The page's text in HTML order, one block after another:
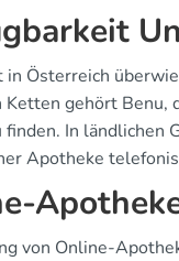
in Österreich
Ketten gehört Benu,
finden. In ländlichen
Apotheke
von Online-